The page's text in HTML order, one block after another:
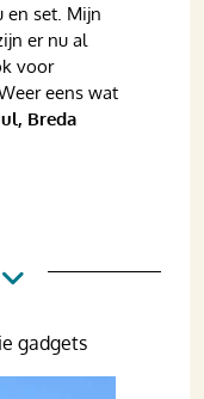
en set. Mijn
er nu al
voor
eens wat
Breda
gadgets